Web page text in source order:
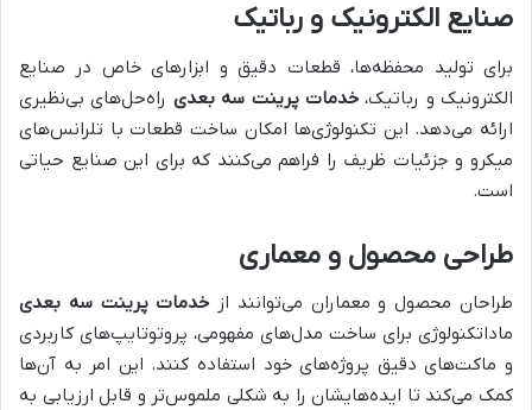
صنایع الکترونیک و رباتیک
برای تولید محفظه‌ها، قطعات دقیق و ابزارهای خاص در صنایع
الکترونیک و رباتیک،خدمات پرینت سه بعدی راه‌حل‌های بی‌نظیری
ارائه می‌دهد. این تکنولوژی‌ها امکان ساخت قطعات با تلرانس‌های
میکرو و جزئیات ظریف را فراهم می‌کنند که برای این صنایع حیاتی
است.
طراحی محصول و معماری
طراحان محصول و معماران می‌توانند از خدمات پرینت سه بعدی
ماداتکنولوژی برای ساخت مدل‌های مفهومی، پروتوتایپ‌های کاربردی
و ماکت‌های دقیق پروژه‌های خود استفاده کنند. این امر به آن‌ها
کمک می‌کند تا ایده‌هایشان را به شکلی ملموس‌تر و قابل ارزیابی به